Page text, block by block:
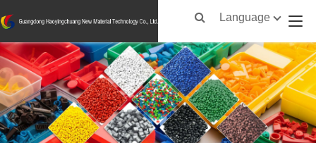
Language